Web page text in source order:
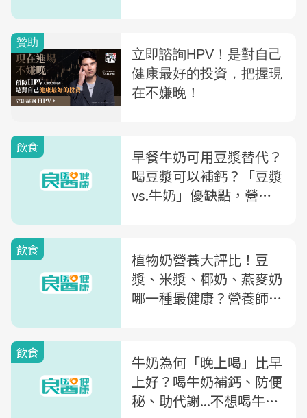
飲食
早餐牛奶可用豆漿替代？
喝豆漿可以補鈣？「豆漿
vs.牛奶」優缺點，營養
飲食
植物奶營養大評比！豆
漿、米漿、椰奶、燕麥奶
哪一種最健康？營養師揭
飲食
牛奶為何「晚上喝」比早
上好？喝牛奶補鈣、防便
秘、助代謝...不想喝牛